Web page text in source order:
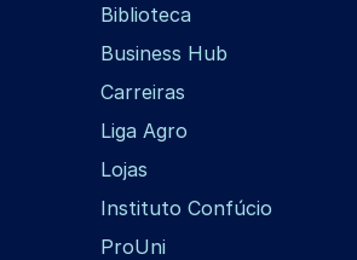
Biblioteca
Business Hub
Carreiras
Liga Agro
Lojas
Instituto Confúcio
ProUni